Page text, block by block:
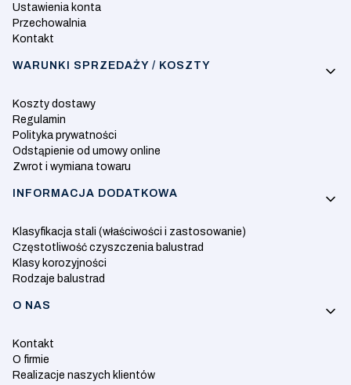
Ustawienia konta
Przechowalnia
Kontakt
WARUNKI SPRZEDAŻY / KOSZTY
Koszty dostawy
Regulamin
Polityka prywatności
Odstąpienie od umowy online
Zwrot i wymiana towaru
INFORMACJA DODATKOWA
Klasyfikacja stali (właściwości i zastosowanie)
Częstotliwość czyszczenia balustrad
Klasy korozyjności
Rodzaje balustrad
O NAS
Kontakt
O firmie
Realizacje naszych klientów